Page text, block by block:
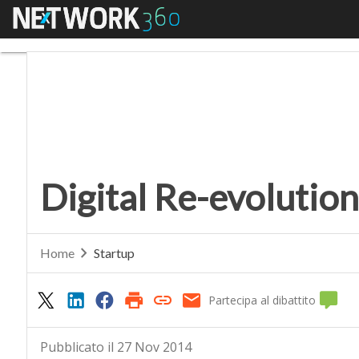
Menu
Digital Re-
Home Startup
Partecipa al dibattito
Pubblicato il 27 Nov 2014